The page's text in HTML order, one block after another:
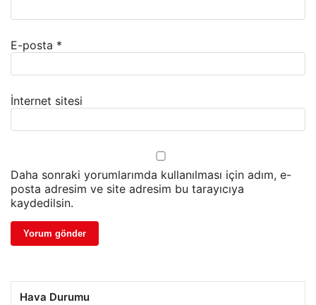
E-posta *
İnternet sitesi
Daha sonraki yorumlarımda kullanılması için adım, e-
posta adresim ve site adresim bu tarayıcıya
kaydedilsin.
Hava Durumu